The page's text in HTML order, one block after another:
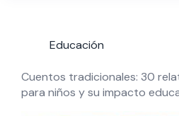
Educación
Cuentos tradicionales: 30
para niños y su impacto